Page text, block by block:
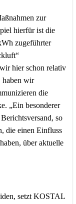
zur
hierfür ist die
zugeführter
hier schon relativ
haben wir
die
„Ein besonderer
so
die einen Einfluss
über aktuelle
setzt KOSTAL